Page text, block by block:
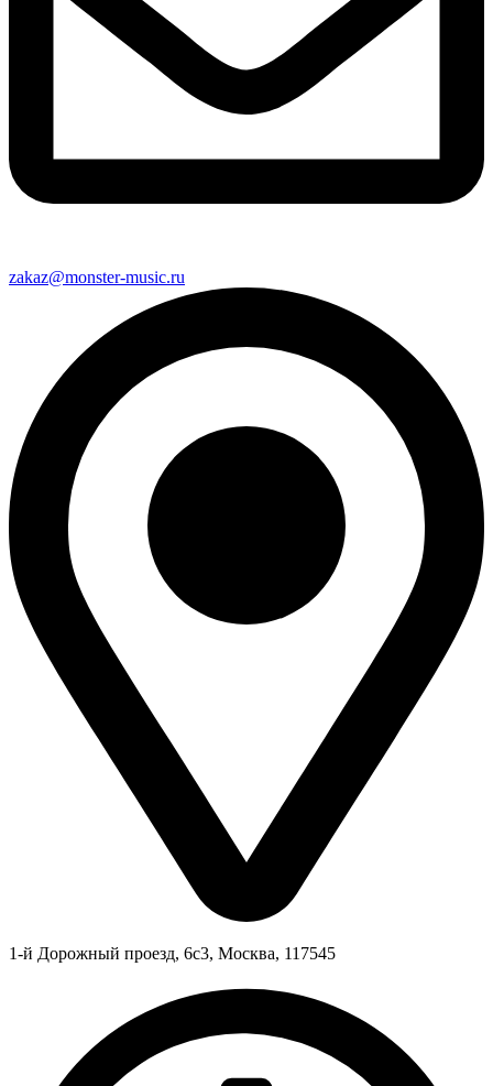
zakaz@monster-music.ru
1-й Дорожный проезд, 6с3, Москва, 117545